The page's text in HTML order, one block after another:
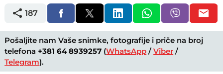
187
Pošaljite nam Vaše snimke, fotografije i priče na broj
telefona +381 64 8939257 (WhatsApp /Viber /
Telegram).